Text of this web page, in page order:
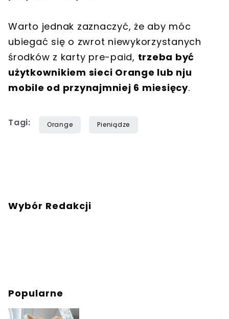
Warto jednak zaznaczyć, że aby móc
ubiegać się o zwrot niewykorzystanych
środków z karty pre-paid, trzeba być
użytkownikiem sieci Orange lub nju
mobile od przynajmniej 6 miesięcy.
Tagi: Orange Pieniądze
Wybór Redakcji
Popularne